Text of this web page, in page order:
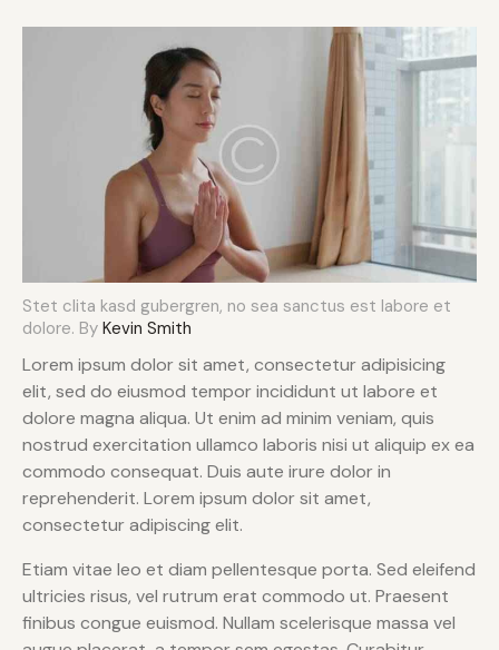
Stet clita kasd gubergren, no sea sanctus est labore et
dolore. By Kevin Smith
Lorem ipsum dolor sit amet, consectetur adipisicing
elit, sed do eiusmod tempor incididunt ut labore et
dolore magna aliqua. Ut enim ad minim veniam, quis
nostrud exercitation ullamco laboris nisi ut aliquip ex ea
commodo consequat. Duis aute irure dolor in
reprehenderit. Lorem ipsum dolor sit amet,
consectetur adipiscing elit.
Etiam vitae leo et diam pellentesque porta. Sed eleifend
ultricies risus, vel rutrum erat commodo ut. Praesent
finibus congue euismod. Nullam scelerisque massa vel